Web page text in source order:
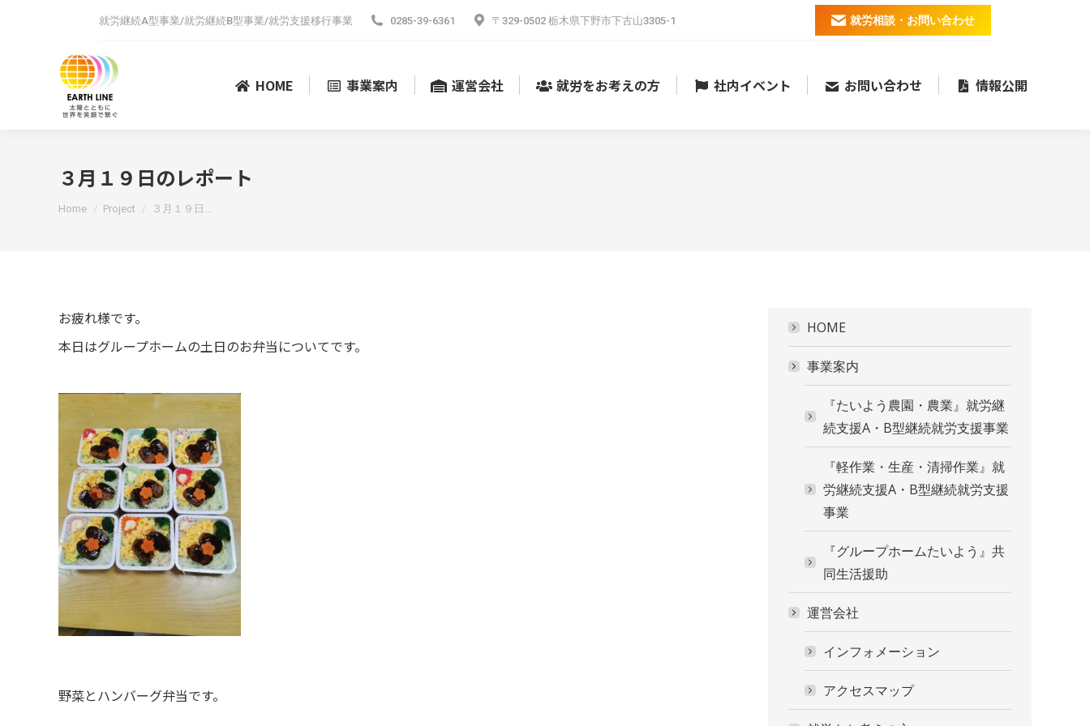
就労継続A型事業/就労継続B型事業/就労支援移行事業 0285-39-6361 〒329-0502 栃木県下野市下古山3305-1 就労相談・お問い合わせ
HOME 事業案内 運営会社 就労をお考えの方 社内イベント お問い合わせ 情報公開
３月１９日のレポート
You are here:
Home Project ３月１９日…
お疲れ様です。
本日はグループホームの土日のお弁当についてです。
野菜とハンバーグ弁当です。
HOME
事業案内
『たいよう農園・農業』就労継
続支援A・B型継続就労支援事業
『軽作業・生産・清掃作業』就
労継続支援A・B型継続就労支援
事業
『グループホームたいよう』共
同生活援助
運営会社
インフォメーション
アクセスマップ